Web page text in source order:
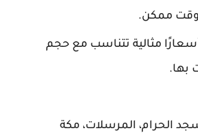
ممكن.
مثالية تتناسب مع حجم
بها.
الحرام، المرسلات، مكة